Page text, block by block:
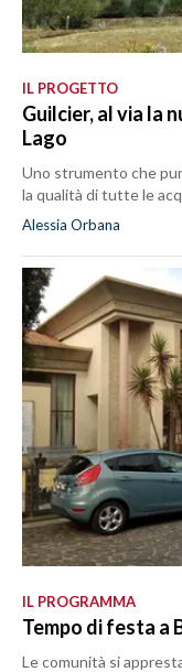
IL PROGETTO
Guilcier, al via la
Lago
Uno strumento che
la qualità di tutte le
Alessia Orbana
IL PROGRAMMA
Tempo di festa a
Le comunità si